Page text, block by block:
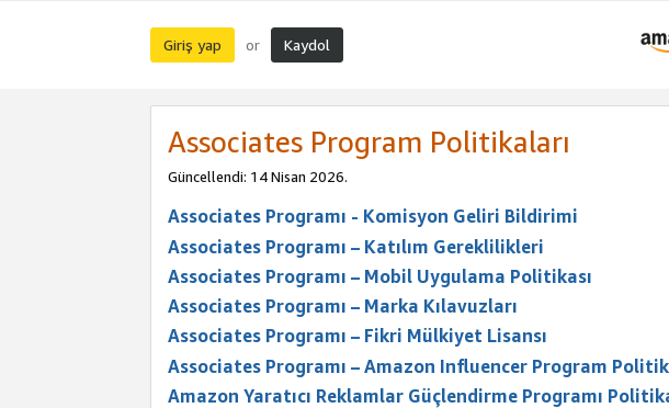
Giriş yap or Kaydol
Associates Program Politikaları
Güncellendi: 14 Nisan 2026.
Associates Programı - Komisyon Geliri Bildirimi
Associates Programı – Katılım Gereklilikleri
Associates Programı – Mobil Uygulama Politikası
Associates Programı – Marka Kılavuzları
Associates Programı – Fikri Mülkiyet Lisansı
Associates Programı – Amazon Influencer Program
Amazon Yaratıcı Reklamlar Güçlendirme Programı